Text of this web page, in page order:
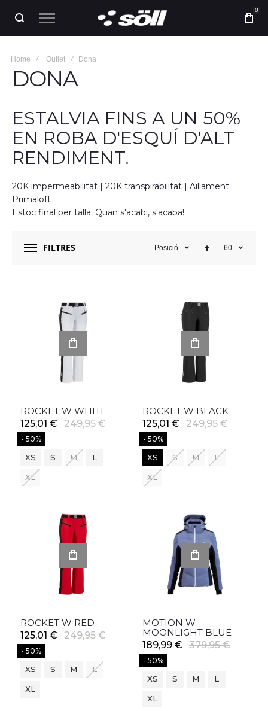
0
Home Outlet Dona
DONA
ESTALVIA FINS A UN 50%
EN ROBA D'ESQUÍ D'ALT
RENDIMENT.
20K impermeabilitat | 20K transpirabilitat | Aïllament
Primaloft
Estoc final per talla. Quan s'acabi, s'acaba!
FILTRES Posició 60
ROCKET W WHITE
125,01 €
249,95 €
- 50%
XS S M L
XL
ROCKET W BLACK
125,01 €
249,95 €
- 50%
XS S M L
XL
ROCKET W RED
125,01 €
249,95 €
- 50%
XS S M L
XL
MOTION W
MOONLIGHT BLUE
189,99 €
379,95 €
- 50%
XS S M L
XL